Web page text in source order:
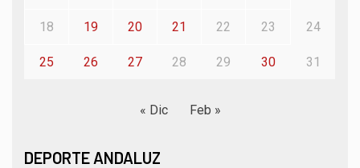
18 19 20 21 22 23 24
25 26 27 28 29 30 31
« Dic Feb »
DEPORTE ANDALUZ